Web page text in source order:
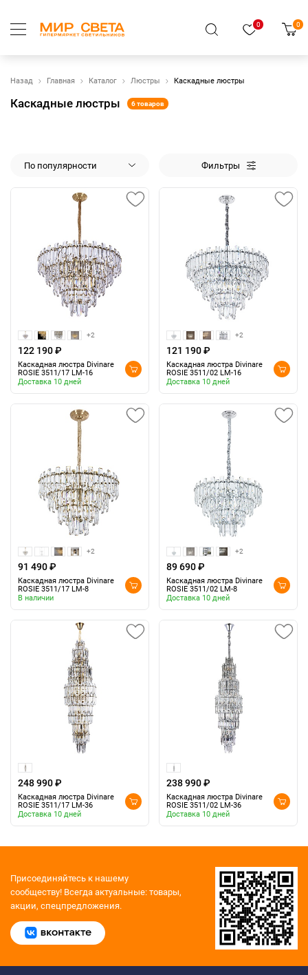
0 0
Назад Главная Каталог Люстры Каскадные люстры
Каскадные люстры 6 товаров
По популярности Фильтры
+2
122 190 ₽
Каскадная люстра Divinare
ROSIE 3511/17 LM-16
Доставка 10 дней
+2
121 190 ₽
Каскадная люстра Divinare
ROSIE 3511/02 LM-16
Доставка 10 дней
+2
91 490 ₽
Каскадная люстра Divinare
ROSIE 3511/17 LM-8
В наличии
+2
89 690 ₽
Каскадная люстра Divinare
ROSIE 3511/02 LM-8
Доставка 10 дней
248 990 ₽
Каскадная люстра Divinare
ROSIE 3511/17 LM-36
Доставка 10 дней
238 990 ₽
Каскадная люстра Divinare
ROSIE 3511/02 LM-36
Доставка 10 дней
Присоединяйтесь к нашему
сообществу! Всегда актуальные: товары,
акции, спецпредложения.